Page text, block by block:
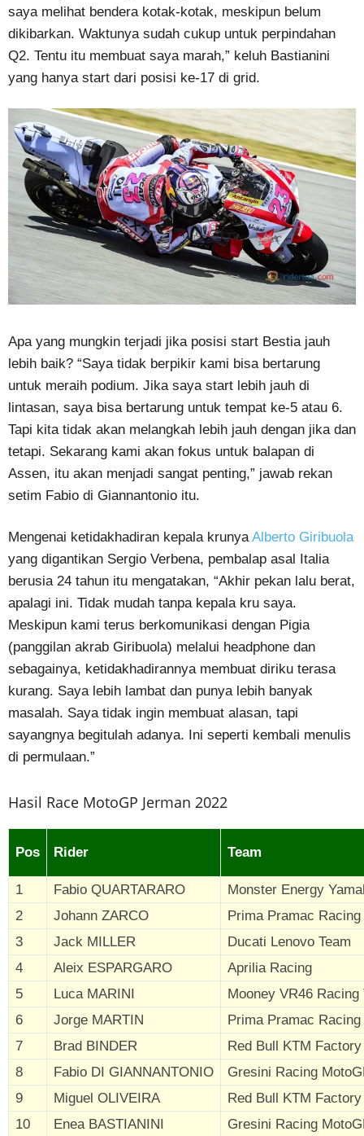
saya melihat bendera kotak-kotak, meskipun belum
dikibarkan. Waktunya sudah cukup untuk perpindahan
Q2. Tentu itu membuat saya marah,” keluh Bastianini
yang hanya start dari posisi ke-17 di grid.
Apa yang mungkin terjadi jika posisi start Bestia jauh
lebih baik? “Saya tidak berpikir kami bisa bertarung
untuk meraih podium. Jika saya start lebih jauh di
lintasan, saya bisa bertarung untuk tempat ke-5 atau 6.
Tapi kita tidak akan melangkah lebih jauh dengan jika dan
tetapi. Sekarang kami akan fokus untuk balapan di
Assen, itu akan menjadi sangat penting,” jawab rekan
setim Fabio di Giannantonio itu.
Mengenai ketidakhadiran kepala krunyaAlberto Giribuola
yang digantikan Sergio Verbena, pembalap asal Italia
berusia 24 tahun itu mengatakan, “Akhir pekan lalu berat,
apalagi ini. Tidak mudah tanpa kepala kru saya.
Meskipun kami terus berkomunikasi dengan Pigia
(panggilan akrab Giribuola) melalui headphone dan
sebagainya, ketidakhadirannya membuat diriku terasa
kurang. Saya lebih lambat dan punya lebih banyak
masalah. Saya tidak ingin membuat alasan, tapi
sayangnya begitulah adanya. Ini seperti kembali menulis
di permulaan.”
Hasil Race MotoGP Jerman 2022
Pos Rider Team
1 Fabio QUARTARARO
Monster Energy
2
Johann ZARCO
Prima Pramac Racing
3
Jack MILLER
Ducati Lenovo Team
4
Aleix ESPARGARO
Aprilia Racing
5
Luca MARINI
Mooney VR46 Racing
6
Jorge MARTIN
Prima Pramac Racing
7
Brad BINDER
Red Bull KTM
8
Fabio DI GIANNANTONIO
Gresini Racing
9
Miguel OLIVEIRA
Red Bull KTM
10
Enea BASTIANINI Gresini Racing